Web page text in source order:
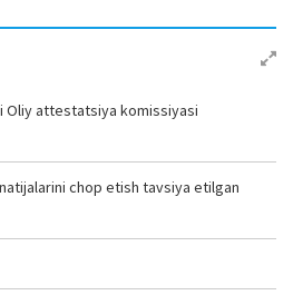
Oliy attestatsiya komissiyasi
chop etish tavsiya etilgan